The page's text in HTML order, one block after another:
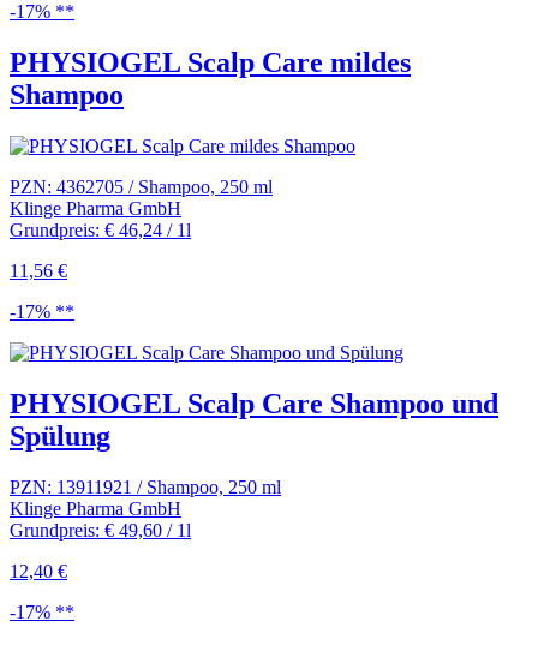
-17% **
PHYSIOGEL Scalp Care mildes
Shampoo
PZN: 4362705 / Shampoo, 250 ml
Klinge Pharma GmbH
Grundpreis: € 46,24 / 1l
11,56 €
-17% **
PHYSIOGEL Scalp Care Shampoo und
Spülung
PZN: 13911921 / Shampoo, 250 ml
Klinge Pharma GmbH
Grundpreis: € 49,60 / 1l
12,40 €
-17% **